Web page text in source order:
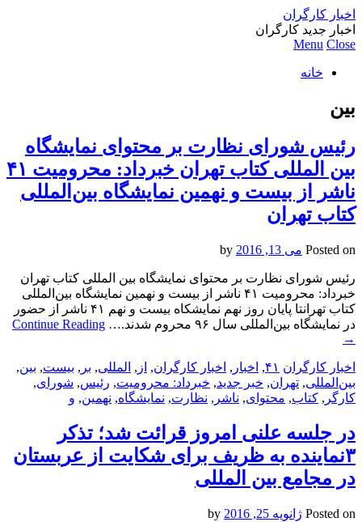
اخبار کارگران
اخبار جدید کارگران
Menu Close
خانه
بین
رئیس شورای نظارت بر محتوای نمایشگاه
بین المللی کتاب تهران خبرداد: محرومیت ۴۱
ناشر از بیست و نهمین نمایشگاه بین‌المللی
کتاب تهران
Posted on می 13, 2016
رئیس شورای نظارت بر محتوای نمایشگاه بین المللی کتاب تهران
خبرداد: محرومیت ۴۱ ناشر از بیست و نهمین نمایشگاه بین‌المللی
کتاب تهرانتا پایان روز نهم نمایشکاه بیست و نهم ۴۱ ناشر از حضور
در نمایشگاه بین‌المللی سال ۹۶ محروم شدند.…
Continue Reading
→
اخبار کارگران ۴۱, اخبار , اخبار کارگران, از , المللی, بر , بیست, بین,
بین‌المللی, تهران, خبر جدید, خبرداد: محرومیت, رئیس, شورای,
کارگر , کتاب, محتوای, ناشر , نظارت, نمایشگاه, نهمین, و
در جلسه علنی امروز قرائت شد؛ تذکر
۳نماینده به ظریف برای شکایت از عربستان
در مجامع بین المللی
Posted on ژانویه 25, 2016